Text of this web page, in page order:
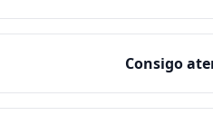
Consigo